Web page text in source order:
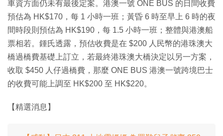
車資方面仍未有最後定案。港澳一號 ONE BUS 的日間收費
預估為 HK$170，每 1 小時一班；黃昏 6 時至早上 6 時的夜
間時段則預估為 HK$190，每 1.5 小時一班；整體與港澳船
票相若。鍾氏透露，預估收費是在 $200 人民幣的港珠澳大
橋過橋費基礎上訂立，若最終港珠澳大橋決定以另一方案，
收取 $450 人仔過橋費，那麼 ONE BUS 港澳一號跨境巴士
的收費可能上調至 HK$200 至 HK$220。
【精選消息】